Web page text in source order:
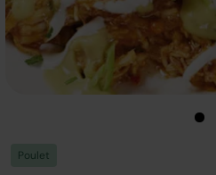
Poulet